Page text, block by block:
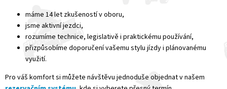
máme 14 let zkušeností v oboru,
jsme aktivní jezdci,
rozumíme technice, legislativě i praktickému používání,
přizpůsobíme doporučení vašemu stylu jízdy i plánovanému
využití.
Pro váš komfort si můžete návštěvu jednoduše objednat v našem